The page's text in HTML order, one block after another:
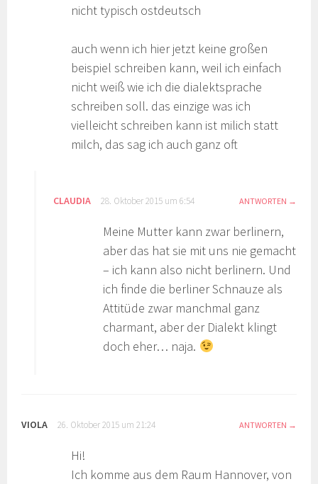
nicht typisch ostdeutsch
auch wenn ich hier jetzt keine großen
beispiel schreiben kann, weil ich einfach
nicht weiß wie ich die dialektsprache
schreiben soll. das einzige was ich
vielleicht schreiben kann ist milich statt
milch, das sag ich auch ganz oft
CLAUDIA 28. Oktober 2015 um 6:54 ANTWORTEN
Meine Mutter kann zwar berlinern,
aber das hat sie mit uns nie gemacht
– ich kann also nicht berlinern. Und
ich finde die berliner Schnauze als
Attitüde zwar manchmal ganz
charmant, aber der Dialekt klingt
doch eher… naja.
VIOLA 26. Oktober 2015 um 21:24 ANTWORTEN
Hi!
Ich komme aus dem Raum Hannover, von